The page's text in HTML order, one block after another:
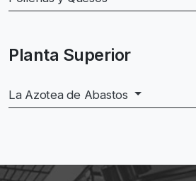
Planta Superior
La Azotea de Abastos